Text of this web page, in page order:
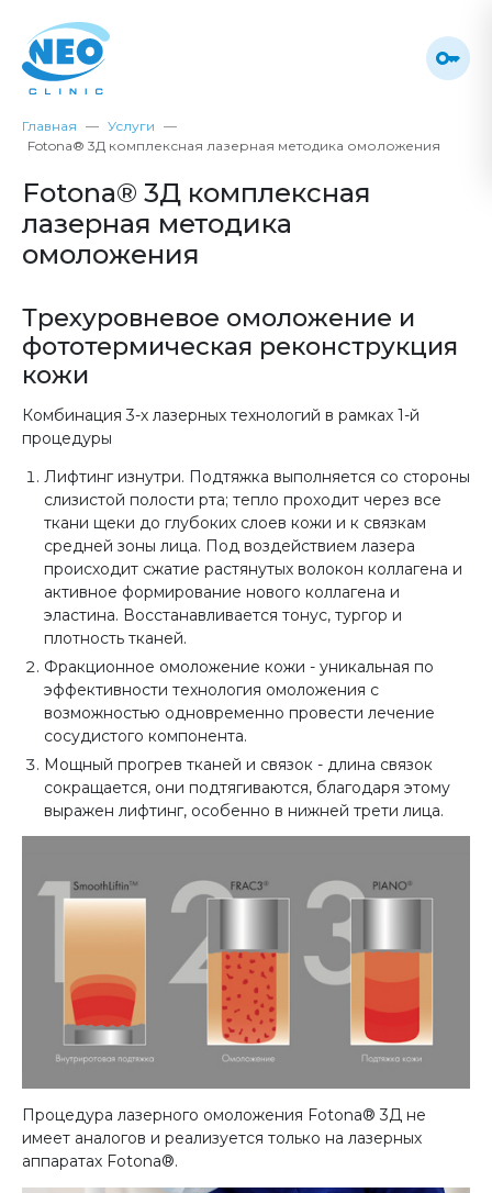
Главная
Услуги
Fotona® 3Д комплексная лазерная методика омоложения
Fotona® 3Д комплексная
лазерная методика
омоложения
Трехуровневое омоложение и
фототермическая реконструкция
кожи
Комбинация 3-х лазерных технологий в рамках 1-й
процедуры
Лифтинг изнутри. Подтяжка выполняется со стороны
слизистой полости рта; тепло проходит через все
ткани щеки до глубоких слоев кожи и к связкам
средней зоны лица. Под воздействием лазера
происходит сжатие растянутых волокон коллагена и
активное формирование нового коллагена и
эластина. Восстанавливается тонус, тургор и
плотность тканей.
Фракционное омоложение кожи - уникальная по
эффективности технология омоложения с
возможностью одновременно провести лечение
сосудистого компонента.
Мощный прогрев тканей и связок - длина связок
сокращается, они подтягиваются, благодаря этому
выражен лифтинг, особенно в нижней трети лица.
Процедура лазерного омоложения Fotona® 3Д не
имеет аналогов и реализуется только на лазерных
аппаратах Fotona®.